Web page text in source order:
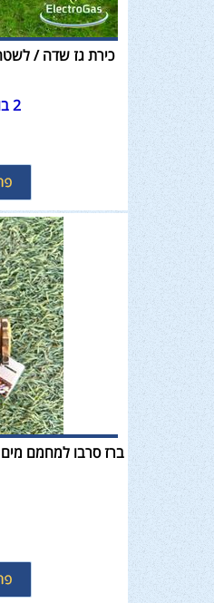
2 בוערים - 50X27 ס"מ